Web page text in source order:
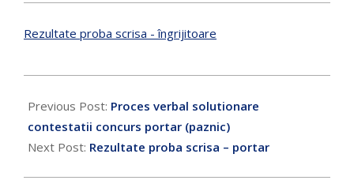
Rezultate proba scrisa - îngrijitoare
Previous Post: Proces verbal solutionare
contestatii concurs portar (paznic)
Next Post: Rezultate proba scrisa – portar